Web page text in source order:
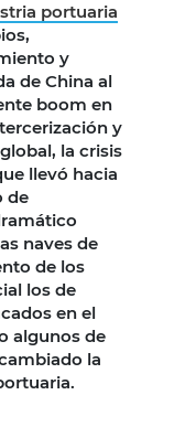
portuaria
y
de China al
boom en
y
la crisis
llevó hacia
de
naves de
de los
los de
en el
algunos de
la